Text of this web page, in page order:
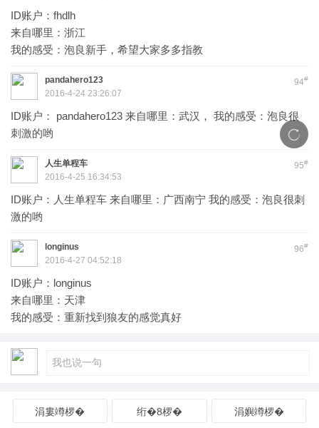
ID账户：fhdlh
来自哪里：浙江
我的感受：泡良新手，希望大家多多指教
94#
pandahero123
2016-4-24 23:26:07
ID账户： pandahero123 来自哪里：武汉， 我的感受：泡良很
刺激的哟
95#
人生单程车
2016-4-25 16:34:53
ID账户：人生单程车 来自哪里：广西南宁 我的感受：泡良很刺
激的哟
96#
longinus
2016-4-27 04:52:18
ID账户：longinus
来自哪里：天津
我的感受：重新找到狼友的感觉真好
涓婁竴椤� 绗�8椤� 涓嬩竴椤�